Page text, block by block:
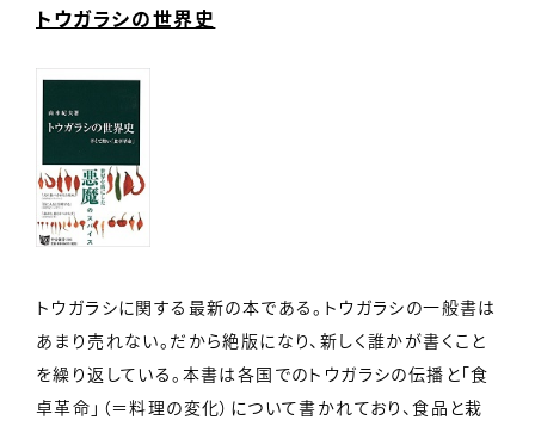
トウガラシの世界史
トウガラシに関する最新の本である。トウガラシの一般書は
あまり売れない。だから絶版になり、新しく誰かが書くこと
を繰り返している。本書は各国でのトウガラシの伝播と「食
卓革命」（＝料理の変化）について書かれており、食品と栽